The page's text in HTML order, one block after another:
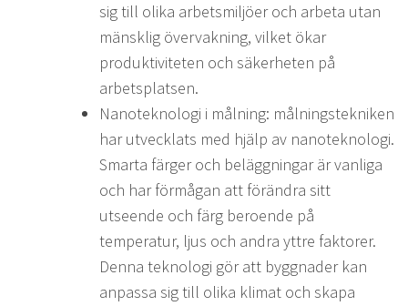
sig till olika arbetsmiljöer och arbeta utan
mänsklig övervakning, vilket ökar
produktiviteten och säkerheten på
arbetsplatsen.
Nanoteknologi i målning: målningstekniken
har utvecklats med hjälp av nanoteknologi.
Smarta färger och beläggningar är vanliga
och har förmågan att förändra sitt
utseende och färg beroende på
temperatur, ljus och andra yttre faktorer.
Denna teknologi gör att byggnader kan
anpassa sig till olika klimat och skapa